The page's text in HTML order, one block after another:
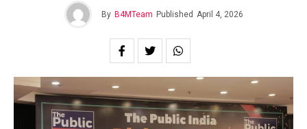
By B4MTeam Published April 4, 2026